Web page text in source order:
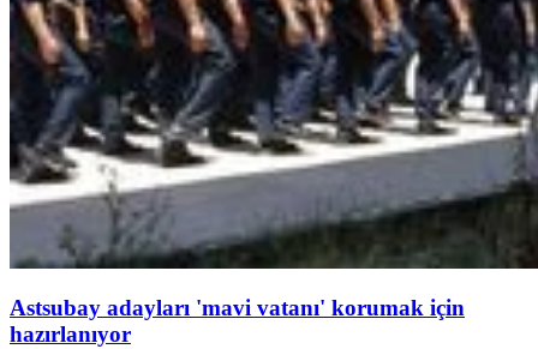
Astsubay adayları 'mavi vatanı' korumak için
hazırlanıyor